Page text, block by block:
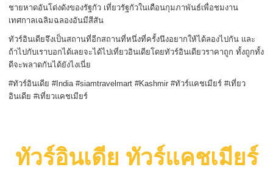
ชายหาดอันโด่งดังของรัฐกัว เที่ยวรัฐกัวในเดือนกุมภาพันธ์เพื่อชมงาน
เทศกาลเฉลิมฉลองอันมีสีสัน
ทัวร์อินเดียจึงเป็นสถานที่อีกสถานที่หนึ่งที่ครั้งนึงอยากให้ได้ลองไปกัน และ
ถ้าไปกับเราบอกได้เลยจะได้ไปเที่ยวอินเดียโดยทัวร์อินเดียวราคาถูก ทั้งถูกทั้ง
ดีจะพลาดกันได้ยังไงเนี่ย
#ทัวร์อินเดีย #India #siamtravelmart #Kashmir #ทัวร์แคชเมียร์ #เที่ยว
อินเดีย #เที่ยวแคชเมียร์
ทัวร์อินเดีย ทัวร์แคชเมียร์